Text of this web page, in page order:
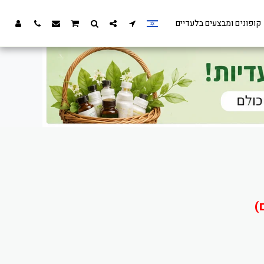
קופונים ומבצעים בלעדיים